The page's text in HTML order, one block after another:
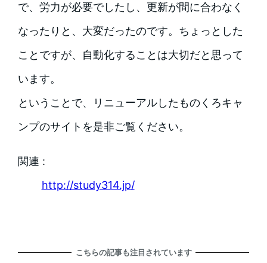
で、労力が必要でしたし、更新が間に合わなく
なったりと、大変だったのです。ちょっとした
ことですが、自動化することは大切だと思って
います。
ということで、リニューアルしたものくろキャ
ンプのサイトを是非ご覧ください。
関連 :
http://study314.jp/
こちらの記事も注目されています